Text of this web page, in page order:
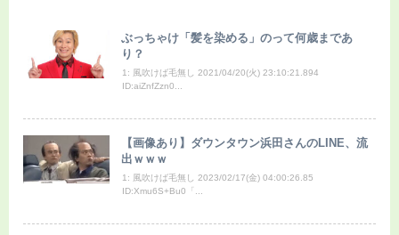
ぶっちゃけ「髪を染める」のって何歳まであ
り？
1: 風吹けば毛無し 2021/04/20(火) 23:10:21.894
ID:aiZnfZzn0...
【画像あり】ダウンタウン浜田さんのLINE、流
出ｗｗｗ
1: 風吹けば毛無し 2023/02/17(金) 04:00:26.85
ID:Xmu6S+Bu0「...